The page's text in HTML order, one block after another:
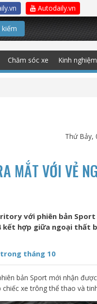
Autodaily.vn
kiếm
Chăm sóc xe Kinh nghiệm
Thứ Bảy,
MẮT VỚI VẺ
với phiên bản
hợp giữa ngoại thất
tháng 10
bản Sport mới nhận
xe trông thể thao và